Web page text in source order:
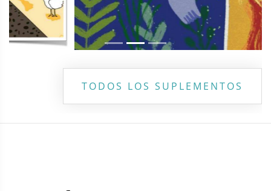
TODOS LOS SUPLEMENTOS